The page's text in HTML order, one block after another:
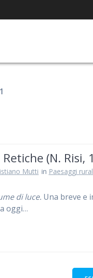
(N. Risi,
Mutti in Paesaggi
di luce. Una breve e
oggi…